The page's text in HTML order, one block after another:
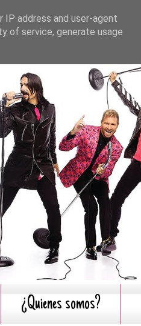
¿Quienes somos?
address and user-agent
of service, generate usage